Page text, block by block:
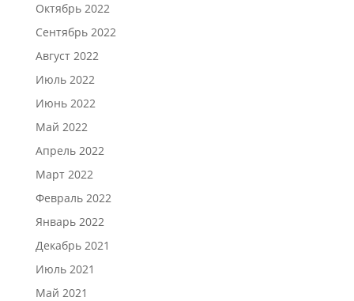
Октябрь 2022
Сентябрь 2022
Август 2022
Июль 2022
Июнь 2022
Май 2022
Апрель 2022
Март 2022
Февраль 2022
Январь 2022
Декабрь 2021
Июль 2021
Май 2021